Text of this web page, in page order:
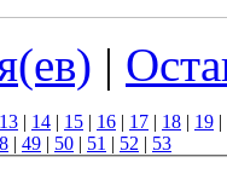
|
13 | 14 | 15 | 16 | 17 | 18 | 19 |
| 49 | 50 | 51 | 52 | 53